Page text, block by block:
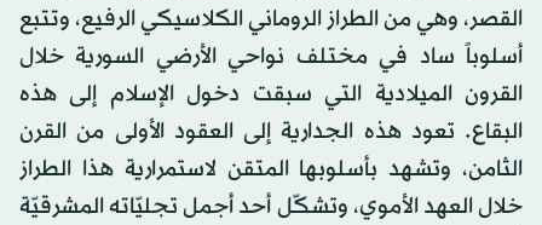
القصر، وهي من الطراز الروماني الكلاسيكي الرفيع، وتتبع
أسلوباً ساد في مختلف نواحي الأرضي السورية خلال
القرون الميلادية التي سبقت دخول الإسلام إلى هذه
البقاع. تعود هذه الجدارية إلى العقود الأولى من القرن
الثامن، وتشهد بأسلوبها المتقن لاستمرارية هذا الطراز
خلال العهد الأموي، وتشكّل أحد أجمل تجليّاته المشرقيّة